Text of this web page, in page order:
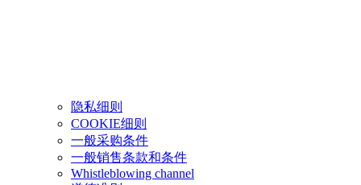
隐私细则
COOKIE细则
一般采购条件
一般销售条款和条件
Whistleblowing channel